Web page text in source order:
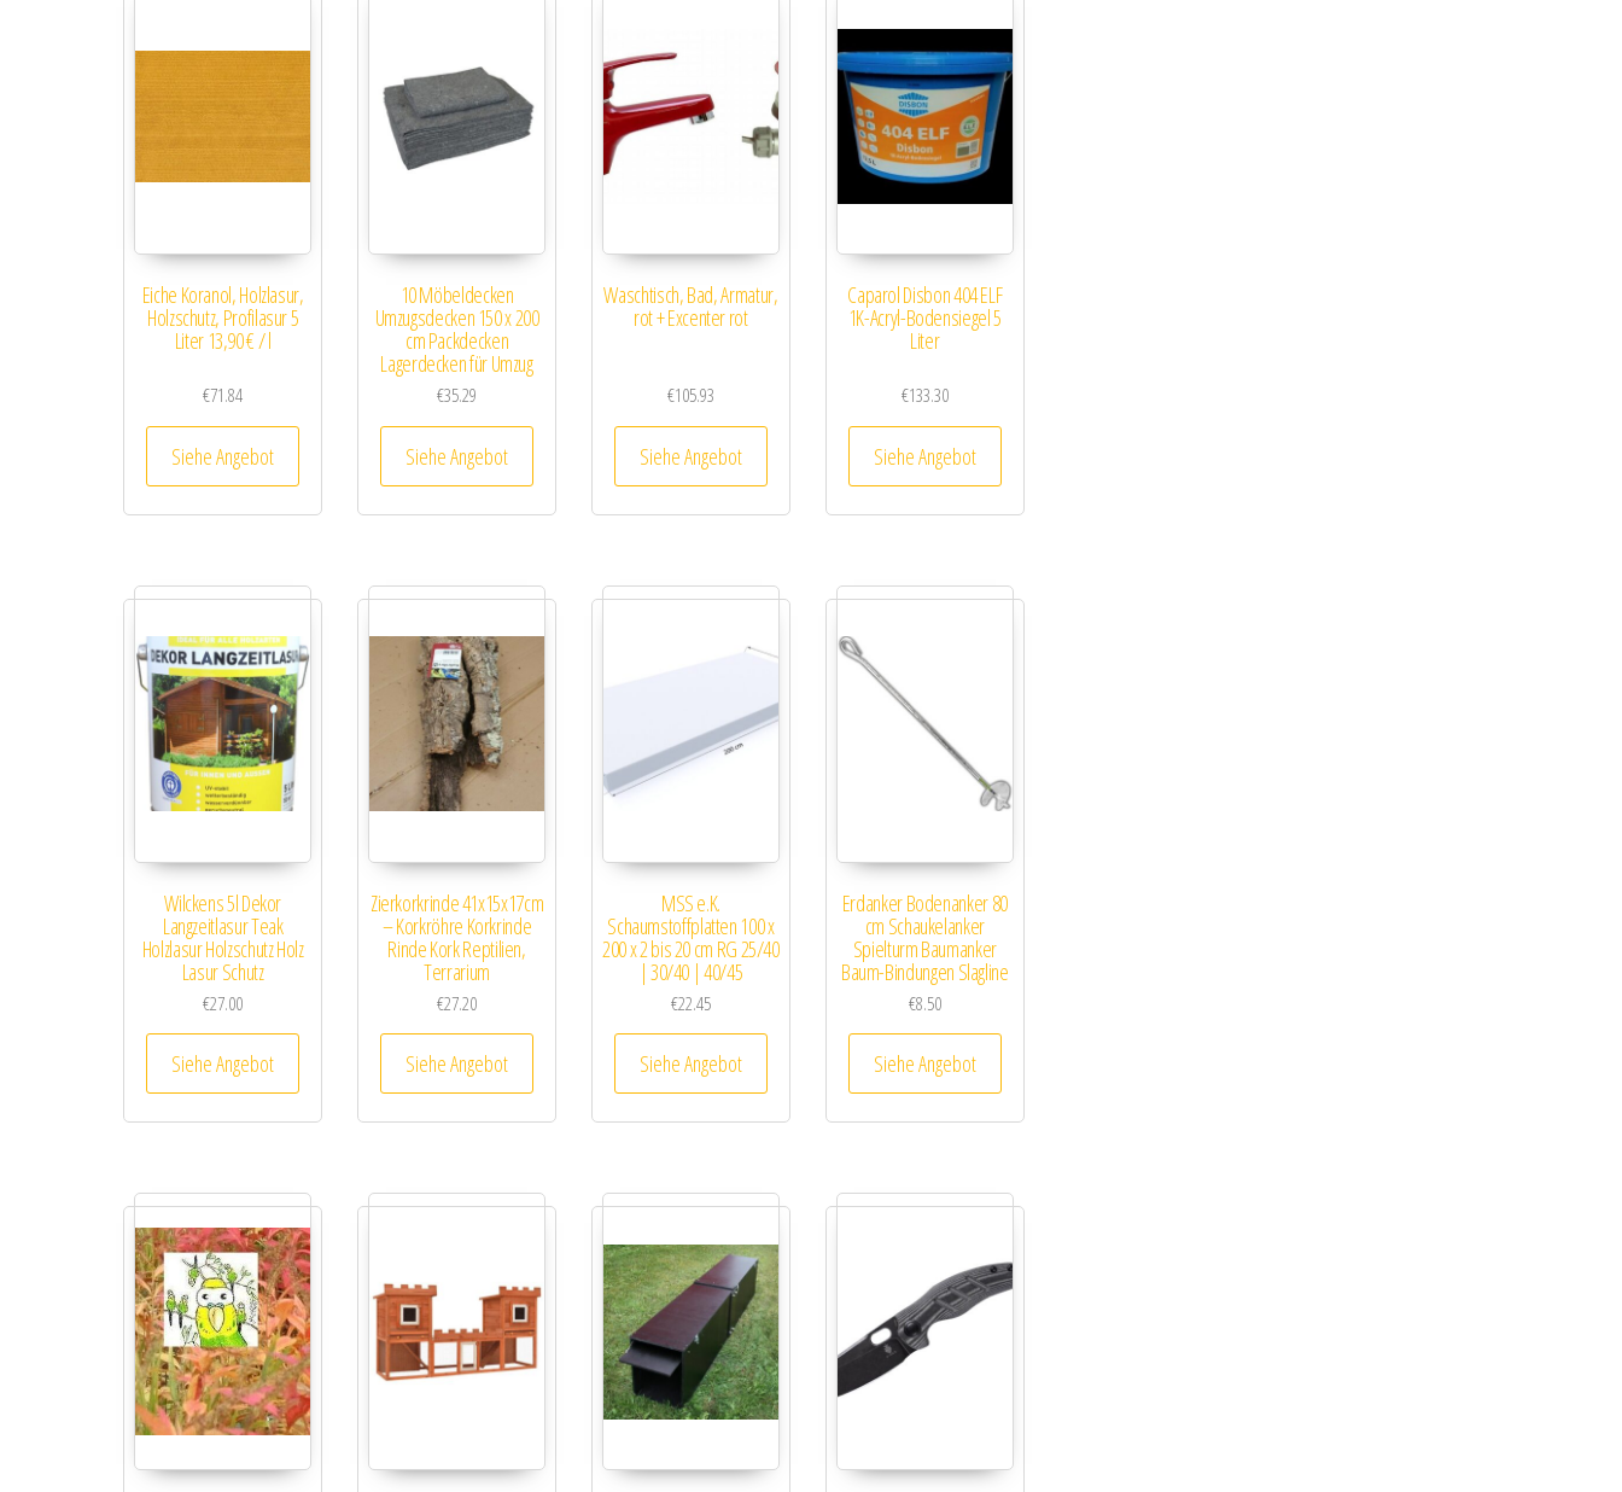
Eiche Koranol, Holzlasur,
Holzschutz, Profilasur 5
Liter 13,90 € / l
€71.84
Siehe Angebot
10 Möbeldecken
Umzugsdecken 150 x 200
cm Packdecken
Lagerdecken für Umzug
€35.29
Siehe Angebot
Waschtisch, Bad, Armatur,
rot + Excenter rot
€105.93
Siehe Angebot
Caparol Disbon 404 ELF
1K-Acryl-Bodensiegel 5
Liter
€133.30
Siehe Angebot
Wilckens 5l Dekor
Langzeitlasur Teak
Holzlasur Holzschutz Holz
Lasur Schutz
€27.00
Siehe Angebot
Zierkorkrinde 41x15x17cm
– Korkröhre Korkrinde
Rinde Kork Reptilien,
Terrarium
€27.20
Siehe Angebot
MSS e.K.
Schaumstoffplatten 100 x
200 x 2 bis 20 cm RG 25/40
| 30/40 | 40/45
€22.45
Siehe Angebot
Erdanker Bodenanker 80
cm Schaukelanker
Spielturm Baumanker
Baum-Bindungen Slagline
€8.50
Siehe Angebot